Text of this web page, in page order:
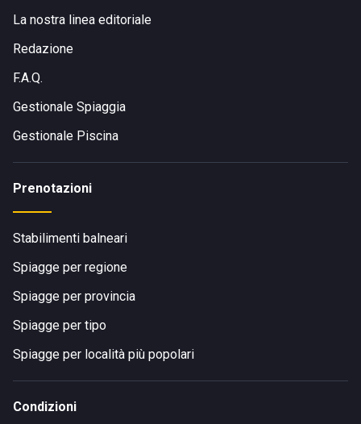
La nostra linea editoriale
Redazione
F.A.Q.
Gestionale Spiaggia
Gestionale Piscina
Prenotazioni
Stabilimenti balneari
Spiagge per regione
Spiagge per provincia
Spiagge per tipo
Spiagge per località più popolari
Condizioni